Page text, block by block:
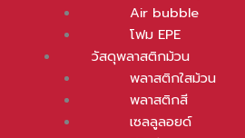
Air bubble
โฟม EPE
วัสดุพลาสติกม้วน
พลาสติกใสม้วน
พลาสติกสี
เซลลูลอยด์